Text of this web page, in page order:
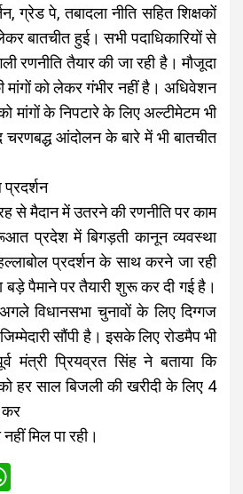
ग्रेड पे, तबादला नीति सहित शिक्षकों
बातचीत हुई। सभी पदाधिकारियों से
रणनीति तैयार की जा रही है। मौजूदा
मांगों को लेकर गंभीर नहीं है। अधिवेशन
मांगों के निपटारे के लिए अल्टीमेटम भी
चरणबद्ध आंदोलन के बारे में भी बातचीत
से मैदान में उतरने की रणनीति पर काम
प्रदेश में बिगड़ती कानून व्यवस्था
प्रदर्शन के साथ करने जा रही
बड़े पैमाने पर तैयारी शुरू कर दी गई है।
विधानसभा चुनावों के लिए दिग्गज
सौंपी है। इसके लिए रोडमैप भी
मंत्री प्रियव्रत सिंह ने बताया कि
हर साल बिजली की खरीदी के लिए 4
कर
मिल पा रही।